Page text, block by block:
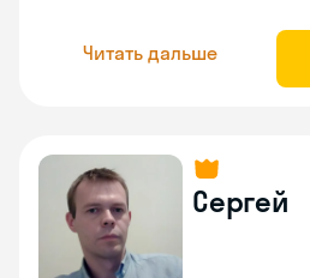
Читать дальше
Сергей